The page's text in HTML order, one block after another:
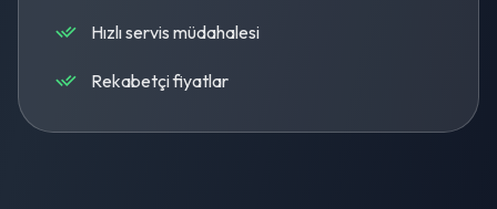
Hızlı servis müdahalesi
Rekabetçi fiyatlar